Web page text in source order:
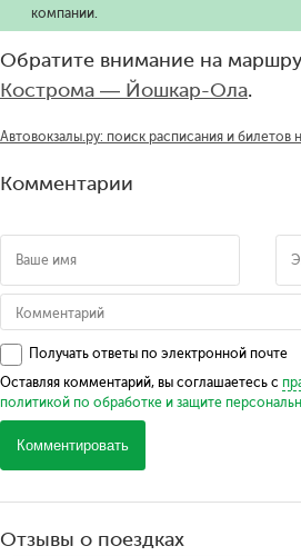
компании.
Обратите внимание на
Кострома — Йошкар-Ола.
Автовокзалы.ру: поиск расписания и билетов
Комментарии
Получать ответы по электронной почте
Оставляя комментарий, вы соглашаетесь с
политикой по обработке и защите
Комментировать
Отзывы о поездках